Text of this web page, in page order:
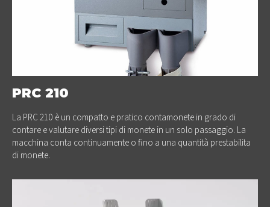
PRC 210
La PRC 210 è un compatto e pratico contamonete in grado di
contare e valutare diversi tipi di monete in un solo passaggio. La
macchina conta continuamente o fino a una quantità prestabilita
di monete.